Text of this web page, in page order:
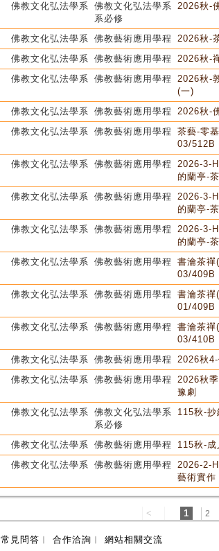
佛教文化弘法學系 佛教文化弘法學系
系必修
2026秋-
佛教文化弘法學系 佛教藝術應用學程
2026秋-
佛教文化弘法學系 佛教藝術應用學程
2026秋-
佛教文化弘法學系 佛教藝術應用學程
2026秋-
(一)
佛教文化弘法學系 佛教藝術應用學程
2026秋-
佛教文化弘法學系 佛教藝術應用學程
茶藝-零
03/512B
佛教文化弘法學系 佛教藝術應用學程
2026-3-
的蘭亭-
佛教文化弘法學系 佛教藝術應用學程
2026-3-
的蘭亭-
佛教文化弘法學系 佛教藝術應用學程
2026-3-
的蘭亭-
佛教文化弘法學系 佛教藝術應用學程
書瀹茶禪
03/409B
佛教文化弘法學系 佛教藝術應用學程
書瀹茶禪
01/409B
佛教文化弘法學系 佛教藝術應用學程
書瀹茶禪
03/410B
佛教文化弘法學系 佛教藝術應用學程
2026秋
佛教文化弘法學系 佛教藝術應用學程
2026秋
豫劇
佛教文化弘法學系 佛教文化弘法學系
系必修
115秋-抄
佛教文化弘法學系 佛教藝術應用學程
115秋-成
佛教文化弘法學系 佛教藝術應用學程
2026-2-
藝術實作
< 1 2
常見問答 ︱ 合作洽詢 ︱ 網站相關交流